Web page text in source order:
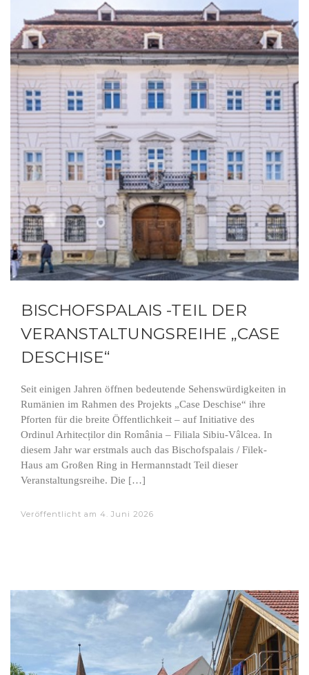
BISCHOFSPALAIS -TEIL DER
VERANSTALTUNGSREIHE „CASE
DESCHISE“
Seit einigen Jahren öffnen bedeutende Sehenswürdigkeiten in
Rumänien im Rahmen des Projekts „Case Deschise“ ihre
Pforten für die breite Öffentlichkeit – auf Initiative des
Ordinul Arhitecților din România – Filiala Sibiu-Vâlcea. In
diesem Jahr war erstmals auch das Bischofspalais / Filek-
Haus am Großen Ring in Hermannstadt Teil dieser
Veranstaltungsreihe. Die […]
Veröffentlicht am 4. Juni 2026